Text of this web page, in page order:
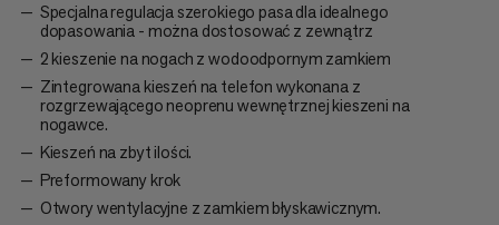
Specjalna regulacja szerokiego pasa dla idealnego
dopasowania - można dostosować z zewnątrz
2 kieszenie na nogach z wodoodpornym zamkiem
Zintegrowana kieszeń na telefon wykonana z
rozgrzewającego neoprenu wewnętrznej kieszeni na
nogawce.
Kieszeń na zbyt ilości.
Preformowany krok
Otwory wentylacyjne z zamkiem błyskawicznym.